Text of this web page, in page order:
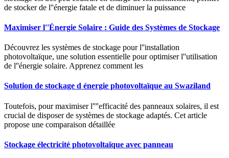
de stocker de l''énergie fatale et de diminuer la puissance
Maximiser l''Énergie Solaire : Guide des Systèmes de Stockage
Découvrez les systèmes de stockage pour l''installation
photovoltaïque, une solution essentielle pour optimiser l''utilisation
de l''énergie solaire. Apprenez comment les
Solution de stockage d énergie photovoltaïque au Swaziland
Toutefois, pour maximiser l''''efficacité des panneaux solaires, il est
crucial de disposer de systèmes de stockage adaptés. Cet article
propose une comparaison détaillée
Stockage électricité photovoltaïque avec panneau